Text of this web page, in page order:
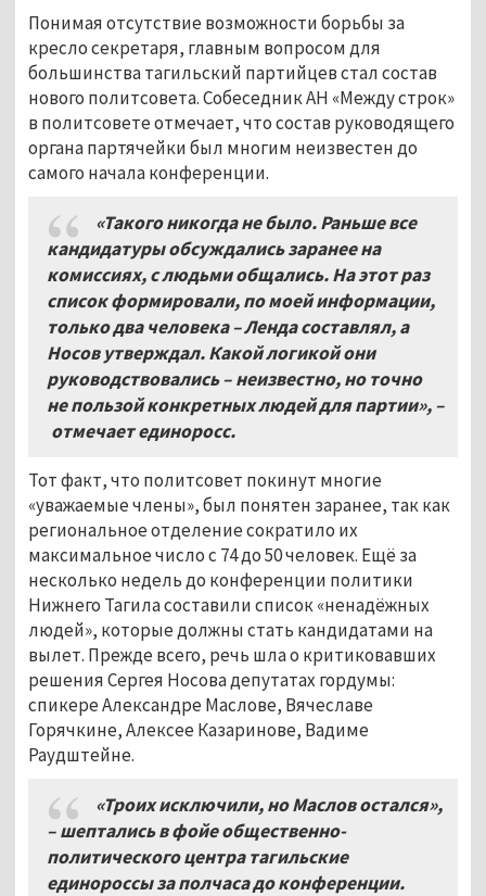
Понимая отсутствие возможности борьбы за
кресло секретаря, главным вопросом для
большинства тагильский партийцев стал состав
нового политсовета. Собеседник АН «Между строк»
в политсовете отмечает, что состав руководящего
органа партячейки был многим неизвестен до
самого начала конференции.
«Такого никогда не было. Раньше все
кандидатуры обсуждались заранее на
комиссиях, с людьми общались. На этот раз
список формировали, по моей информации,
только два человека – Ленда составлял, а
Носов утверждал. Какой логикой они
руководствовались – неизвестно, но точно
не пользой конкретных людей для партии», –
отмечает единоросс.
Тот факт, что политсовет покинут многие
«уважаемые члены», был понятен заранее, так как
региональное отделение сократило их
максимальное число с 74 до 50 человек. Ещё за
несколько недель до конференции политики
Нижнего Тагила составили список «ненадёжных
людей», которые должны стать кандидатами на
вылет. Прежде всего, речь шла о критиковавших
решения Сергея Носова депутатах гордумы:
спикере Александре Маслове, Вячеславе
Горячкине, Алексее Казаринове, Вадиме
Раудштейне.
«Троих исключили, но Маслов остался»,
– шептались в фойе общественно-
политического центра тагильские
единороссы за полчаса до конференции.